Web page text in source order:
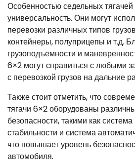
Особенностью седельных
универсальность. Они могут
перевозки различных типов
контейнеры, полуприцепы и т.д.
грузоподъемности и
6×2 могут справиться с любыми
с перевозкой грузов на дальние
Также стоит отметить, что
тягачи 6×2 оборудованы
безопасности, такими как
стабильности и система
что повышает уровень
автомобиля.